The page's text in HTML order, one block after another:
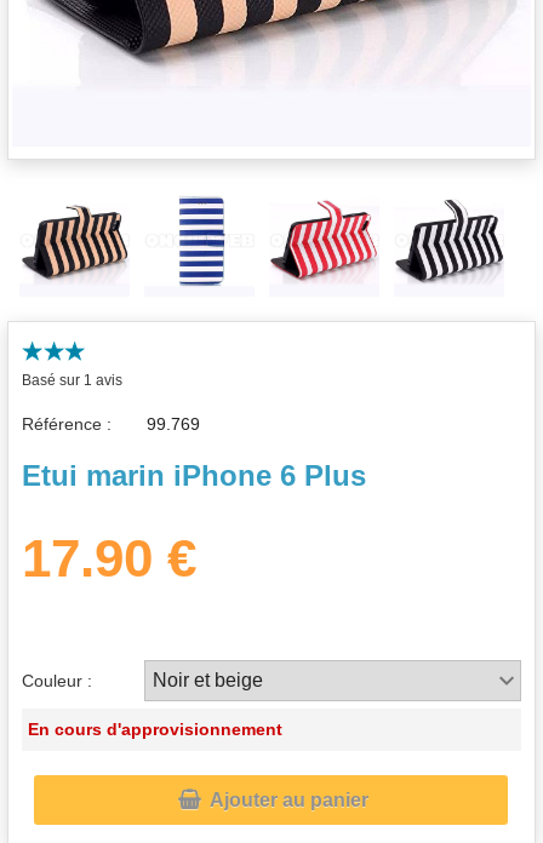
Basé sur 1 avis
Référence :
Etui marin iPhone 6 Plus
17.90 €
Couleur :
En cours d'approvisionnement
Ajouter au panier